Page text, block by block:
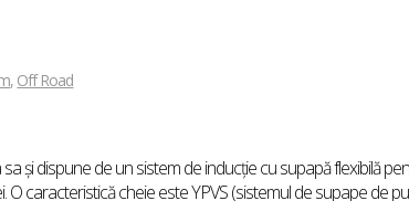
, Off Road
și dispune de un sistem de inducție cu supapă flexibilă
caracteristică cheie este YPVS (sistemul de supape de